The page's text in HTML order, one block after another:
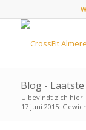
Blog -
U bevindt zich hier:
17 juni 2015: